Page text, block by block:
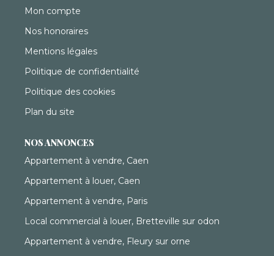
Mon compte
Nos honoraires
Mentions légales
Politique de confidentialité
Politique des cookies
Plan du site
NOS ANNONCES
Appartement à vendre, Caen
Appartement à louer, Caen
Appartement à vendre, Paris
Local commercial à louer, Bretteville sur odon
Appartement à vendre, Fleury sur orne